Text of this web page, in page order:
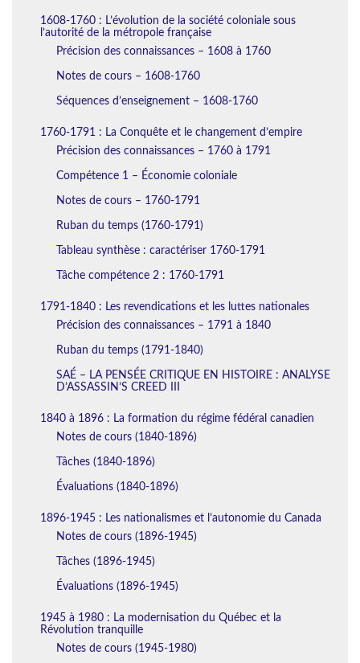
1608-1760 : L’évolution de la société coloniale sous
l’autorité de la métropole française
Précision des connaissances – 1608 à 1760
Notes de cours – 1608-1760
Séquences d’enseignement – 1608-1760
1760-1791 : La Conquête et le changement d’empire
Précision des connaissances – 1760 à 1791
Compétence 1 – Économie coloniale
Notes de cours – 1760-1791
Ruban du temps (1760-1791)
Tableau synthèse : caractériser 1760-1791
Tâche compétence 2 : 1760-1791
1791-1840 : Les revendications et les luttes nationales
Précision des connaissances – 1791 à 1840
Ruban du temps (1791-1840)
SAÉ – LA PENSÉE CRITIQUE EN HISTOIRE : ANALYSE
D’ASSASSIN’S CREED III
1840 à 1896 : La formation du régime fédéral canadien
Notes de cours (1840-1896)
Tâches (1840-1896)
Évaluations (1840-1896)
1896-1945 : Les nationalismes et l’autonomie du Canada
Notes de cours (1896-1945)
Tâches (1896-1945)
Évaluations (1896-1945)
1945 à 1980 : La modernisation du Québec et la
Révolution tranquille
Notes de cours (1945-1980)